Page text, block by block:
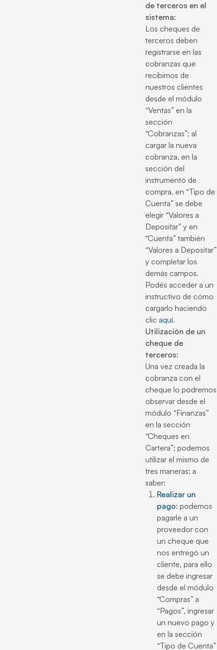
de terceros en el
sistema:
Los cheques de
terceros deben
registrarse en las
cobranzas que
recibimos de
nuestros clientes
desde el módulo
“Ventas” en la
sección
“Cobranzas”; al
cargar la nueva
cobranza, en la
sección del
instrumento de
compra, en “Tipo de
Cuenta” se debe
elegir “Valores a
Depositar” y en
“Cuenta” también
“Valores a Depositar”
y completar los
demás campos.
Podés acceder a un
instructivo de cómo
cargarlo haciendo
clic aquí.
Utilización de un
cheque de
terceros:
Una vez creada la
cobranza con el
cheque lo podremos
observar desde el
módulo “Finanzas”
en la sección
“Cheques en
Cartera”; podemos
utilizar el mismo de
tres maneras; a
saber:
Realizar un
pago: podemos
pagarle a un
proveedor con
un cheque que
nos entregó un
cliente, para ello
se debe ingresar
desde el módulo
“Compras” a
“Pagos”, ingresar
un nuevo pago y
en la sección
“Tipo de Cuenta”